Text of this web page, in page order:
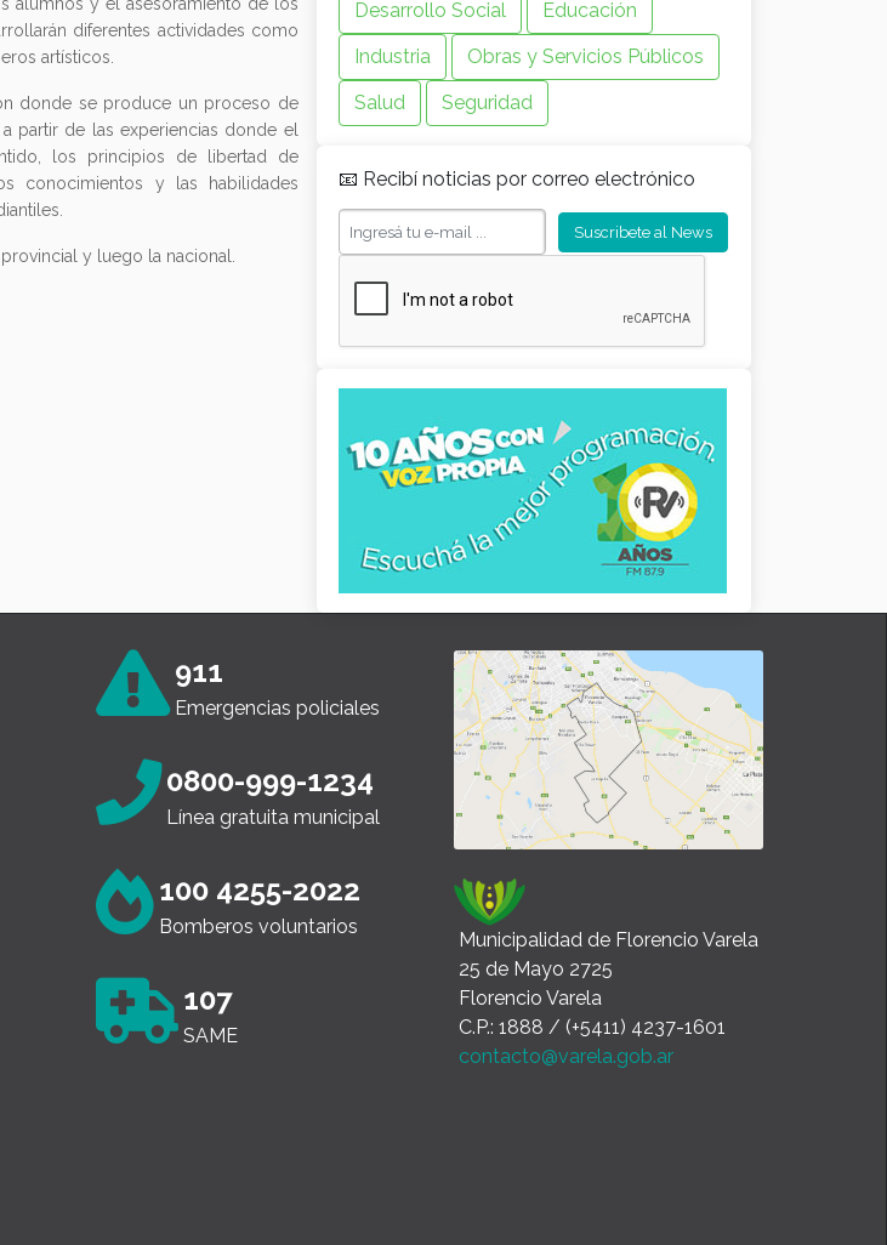
diferentes actividades como
artísticos.
donde se produce un proceso de
partir de las experiencias donde el
los principios de libertad de
conocimientos y las habilidades
y luego la nacional.
Desarrollo Social
Educación
Industria
Obras y Servicios Públicos
Salud
Seguridad
📧 Recibí noticias por correo electrónico
911
Emergencias policiales
0800-999-1234
Línea gratuita municipal
100 4255-2022
Bomberos voluntarios
107
SAME
Municipalidad de Florencio Varela
25 de Mayo 2725
Florencio Varela
C.P.: 1888 / (+5411) 4237-1601
contacto@varela.gob.ar